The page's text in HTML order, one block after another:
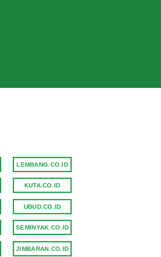
LEMBANG.CO.ID
KUTA.CO.ID
UBUD.CO.ID
SEMINYAK.CO.ID
JIMBARAN.CO.ID